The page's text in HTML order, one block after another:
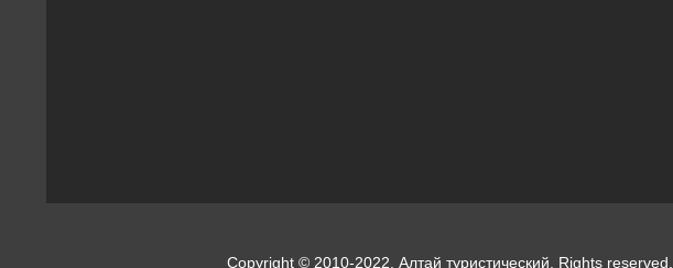
Copyright © 2010-2022. Алтай туристический. Rights reserved.